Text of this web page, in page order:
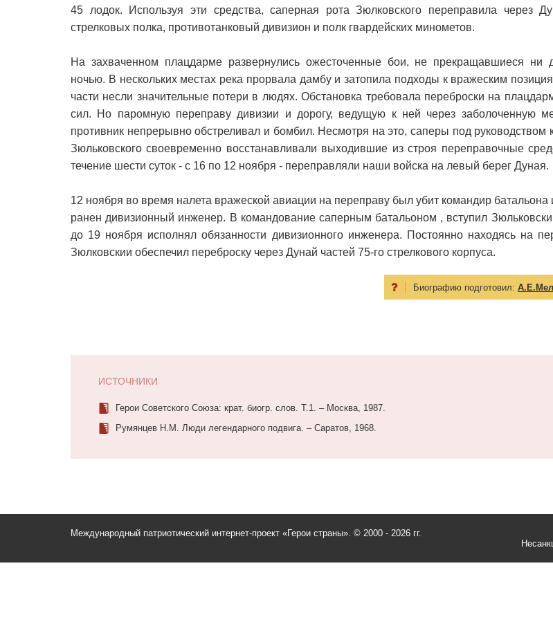
45 лодок. Используя эти средства, саперная рота Зюлковского переправила через
стрелковых полка, противотанковый дивизион и полк гвардейских минометов.
На захваченном плацдарме развернулись ожесточенные бои, не прекращавшиеся ни
ночью. В нескольких местах река прорвала дамбу и затопила подходы к вражеским
части несли значительные потери в людях. Обстановка требовала переброски на
сил. Но паромную переправу дивизии и дорогу, ведущую к ней через заболоченную
противник непрерывно обстреливал и бомбил. Несмотря на это, саперы под руководством
Зюльковского своевременно восстанавливали выходившие из строя переправочные
течение шести суток - с 16 по 12 ноября - переправляли наши войска на левый берег Дуная.
12 ноября во время налета вражеской авиации на переправу был убит командир батальона
ранен дивизионный инженер. В командование саперным батальоном , вступил
до 19 ноября исполнял обязанности дивизионного инженера. Постоянно находясь на
Зюлковскии обеспечил переброску через Дунай частей 75-го стрелкового корпуса.
Биографию подготовил:
ИСТОЧНИКИ
Герои Советского Союза: крат. биогр. слов. Т.1. – Москва, 1987.
Румянцев Н.М. Люди легендарного подвига. – Саратов, 1968.
Международный патриотический интернет-проект «Герои страны». © 2000 - 2026 гг.